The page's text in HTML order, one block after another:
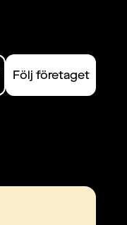
Följ företaget